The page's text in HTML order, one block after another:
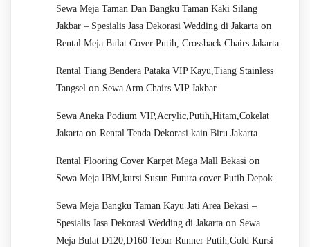
Sewa Meja Taman Dan Bangku Taman Kaki Silang
Jakbar – Spesialis Jasa Dekorasi Wedding di Jakarta on
Rental Meja Bulat Cover Putih, Crossback Chairs Jakarta
Rental Tiang Bendera Pataka VIP Kayu,Tiang Stainless
Tangsel on Sewa Arm Chairs VIP Jakbar
Sewa Aneka Podium VIP,Acrylic,Putih,Hitam,Cokelat
Jakarta on Rental Tenda Dekorasi kain Biru Jakarta
Rental Flooring Cover Karpet Mega Mall Bekasi on
Sewa Meja IBM,kursi Susun Futura cover Putih Depok
Sewa Meja Bangku Taman Kayu Jati Area Bekasi –
Spesialis Jasa Dekorasi Wedding di Jakarta on Sewa
Meja Bulat D120,D160 Tebar Runner Putih,Gold Kursi